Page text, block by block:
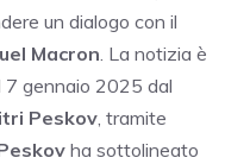
un dialogo con il
Macron. La notizia è
gennaio 2025 dal
Peskov, tramite
ha sottolineato